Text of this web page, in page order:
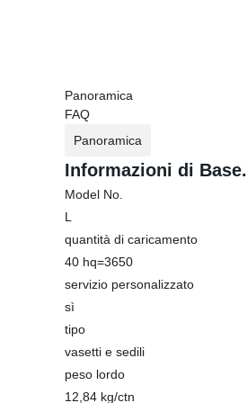
Panoramica
FAQ
Panoramica
Informazioni di Base.
Model No.
L
quantità di caricamento
40 hq=3650
servizio personalizzato
sì
tipo
vasetti e sedili
peso lordo
12,84 kg/ctn